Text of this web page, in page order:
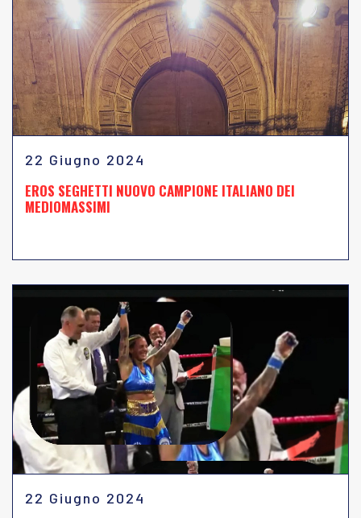
22 Giugno 2024
EROS SEGHETTI NUOVO CAMPIONE ITALIANO DEI
MEDIOMASSIMI
22 Giugno 2024